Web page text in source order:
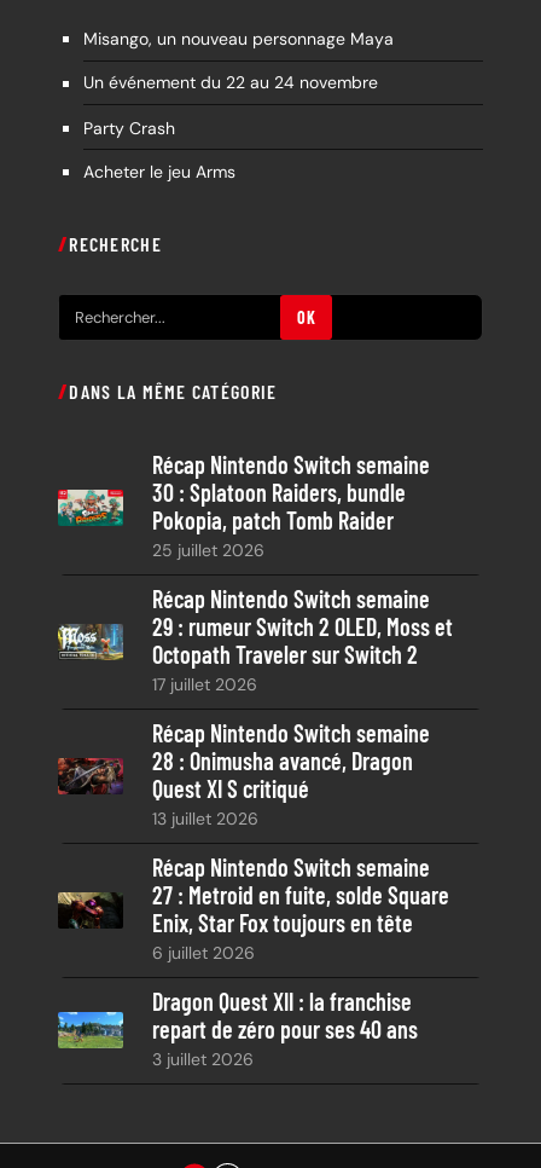
Misango, un nouveau personnage Maya
Un événement du 22 au 24 novembre
Party Crash
Acheter le jeu Arms
RECHERCHE
e
h
c
h
OK
DANS LA MÊME CATÉGORIE
Récap Nintendo Switch semaine
30 : Splatoon Raiders, bundle
Pokopia, patch Tomb Raider
25 juillet 2026
Récap Nintendo Switch semaine
29 : rumeur Switch 2 OLED, Moss et
Octopath Traveler sur Switch 2
17 juillet 2026
Récap Nintendo Switch semaine
28 : Onimusha avancé, Dragon
Quest XI S critiqué
13 juillet 2026
Récap Nintendo Switch semaine
27 : Metroid en fuite, solde Square
Enix, Star Fox toujours en tête
6 juillet 2026
Dragon Quest XII : la franchise
repart de zéro pour ses 40 ans
3 juillet 2026